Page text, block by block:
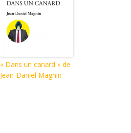
« Dans un canard » de
Jean-Daniel Magnin